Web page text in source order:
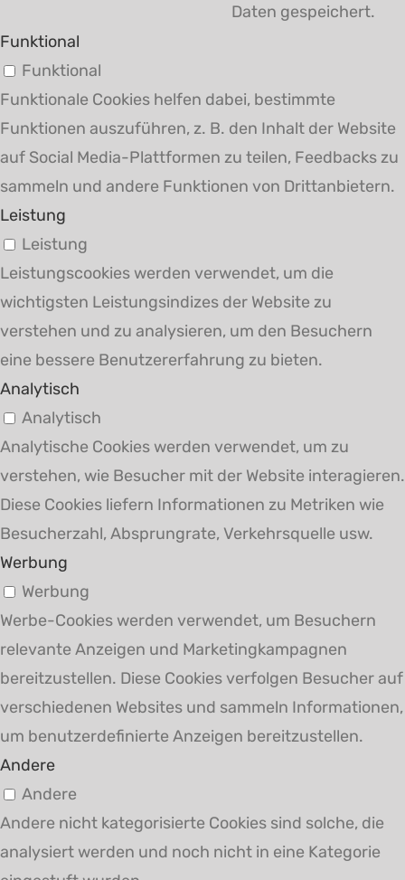
Daten gespeichert.
Funktional
Funktional
Funktionale Cookies helfen dabei, bestimmte
Funktionen auszuführen, z. B. den Inhalt der Website
auf Social Media-Plattformen zu teilen, Feedbacks zu
sammeln und andere Funktionen von Drittanbietern.
Leistung
Leistung
Leistungscookies werden verwendet, um die
wichtigsten Leistungsindizes der Website zu
verstehen und zu analysieren, um den Besuchern
eine bessere Benutzererfahrung zu bieten.
Analytisch
Analytisch
Analytische Cookies werden verwendet, um zu
verstehen, wie Besucher mit der Website interagieren.
Diese Cookies liefern Informationen zu Metriken wie
Besucherzahl, Absprungrate, Verkehrsquelle usw.
Werbung
Werbung
Werbe-Cookies werden verwendet, um Besuchern
relevante Anzeigen und Marketingkampagnen
bereitzustellen. Diese Cookies verfolgen Besucher auf
verschiedenen Websites und sammeln Informationen,
um benutzerdefinierte Anzeigen bereitzustellen.
Andere
Andere
Andere nicht kategorisierte Cookies sind solche, die
analysiert werden und noch nicht in eine Kategorie